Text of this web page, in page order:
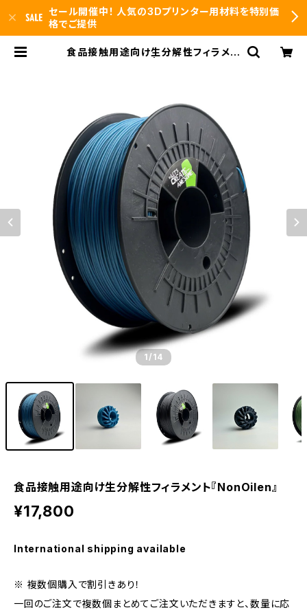
セール開催中！ 人気の3Dプリンター用材料を特別価
格でご提供
食品接触用途向け生分解性フィラメン
1/14
食品接触用途向け生分解性フィラメント『NonOilen』
¥17,800
International shipping available
※ 複数個購入で割引きあり！
一回のご注文で複数個まとめてご注文いただきますと、数量に応